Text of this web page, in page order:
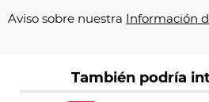
Aviso sobre nuestra Información
También podría